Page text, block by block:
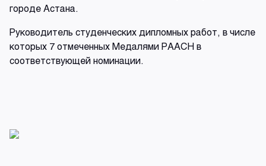
городе Астана.
Руководитель студенческих дипломных работ, в числе
которых 7 отмеченных Медалями РААСН в
соответствующей номинации.